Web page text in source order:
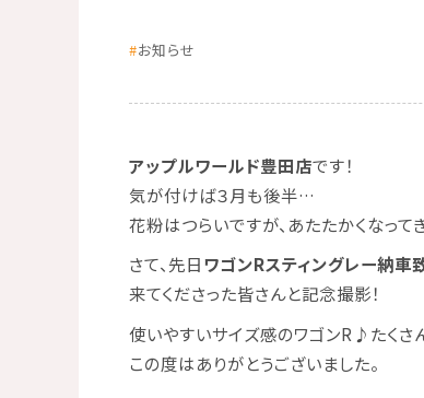
お知らせ
アップルワールド豊田店です！
気が付けば３月も後半…
花粉はつらいですが、あたたかくなっ
さて、先日ワゴンRスティングレー納車
来てくださった皆さんと記念撮影！
使いやすいサイズ感のワゴンR♪たくさ
この度はありがとうございました。